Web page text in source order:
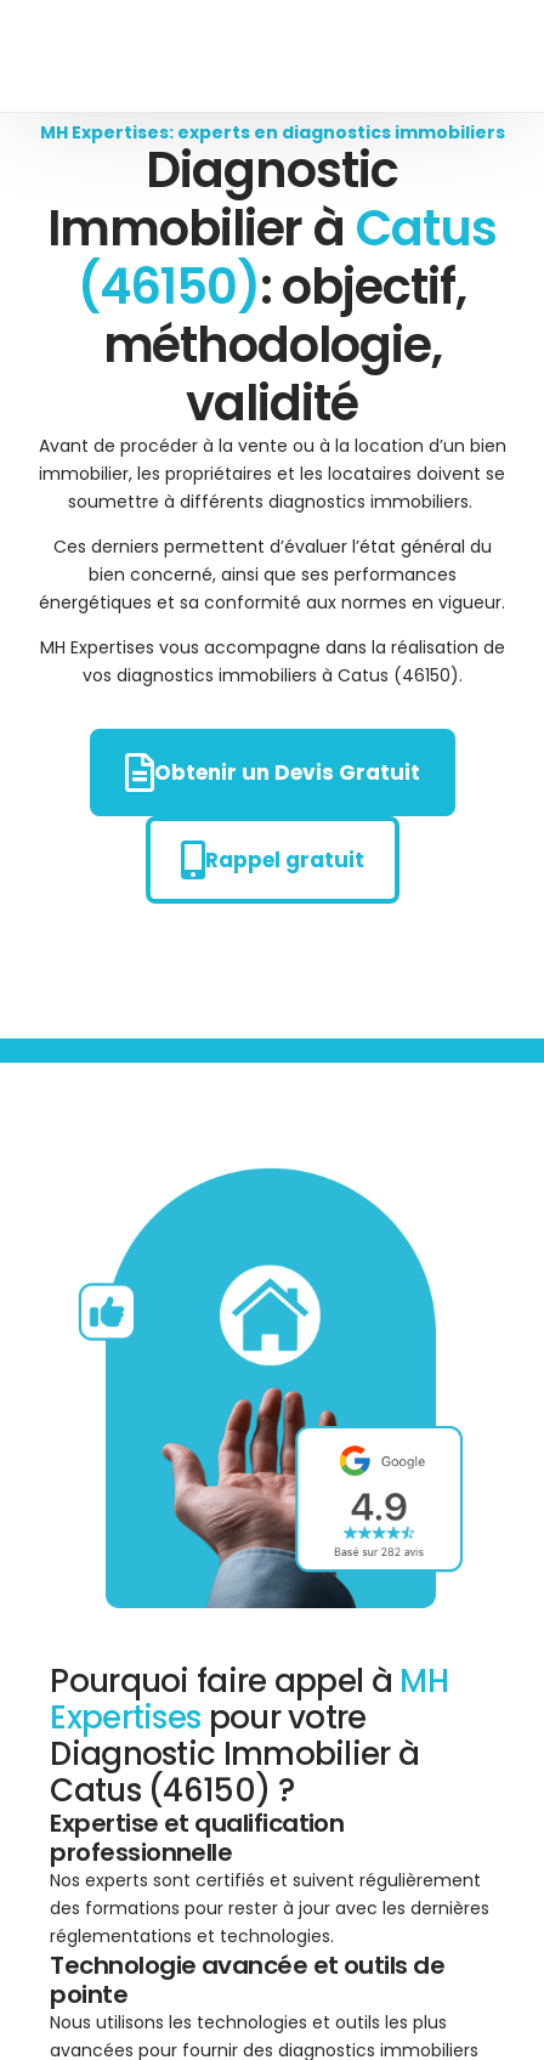
MH Expertises: experts en diagnostics immobiliers
Diagnostic
Immobilier à Catus
(46150): objectif,
méthodologie,
validité
Avant de procéder à la vente ou à la location d’un bien
immobilier, les propriétaires et les locataires doivent se
soumettre à différents diagnostics immobiliers.
Ces derniers permettent d’évaluer l’état général du
bien concerné, ainsi que ses performances
énergétiques et sa conformité aux normes en vigueur.
MH Expertises vous accompagne dans la réalisation de
vos diagnostics immobiliers à Catus (46150).
Obtenir un Devis Gratuit
Rappel gratuit
Pourquoi faire appel à MH
Expertises pour votre
Diagnostic Immobilier à
Catus (46150) ?
Expertise et qualification
professionnelle
Nos experts sont certifiés et suivent régulièrement
des formations pour rester à jour avec les dernières
réglementations et technologies.
Technologie avancée et outils de
pointe
Nous utilisons les technologies et outils les plus
avancées pour fournir des diagnostics immobiliers